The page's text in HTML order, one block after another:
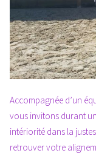
Accompagnée d’un
vous invitons durant
intériorité dans la
retrouver votre